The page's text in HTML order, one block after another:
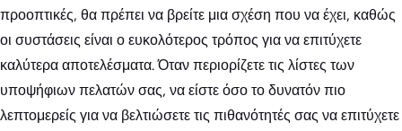
προοπτικές, θα πρέπει να βρείτε μια σχέση που να έχει, καθώς
οι συστάσεις είναι ο ευκολότερος τρόπος για να επιτύχετε
καλύτερα αποτελέσματα. Όταν περιορίζετε τις λίστες των
υποψήφιων πελατών σας, να είστε όσο το δυνατόν πιο
λεπτομερείς για να βελτιώσετε τις πιθανότητές σας να επιτύχετε